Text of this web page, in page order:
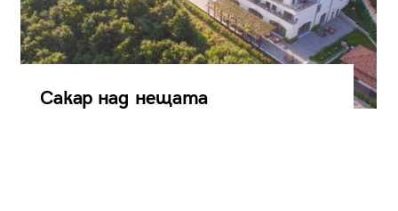
Сакар над нещата